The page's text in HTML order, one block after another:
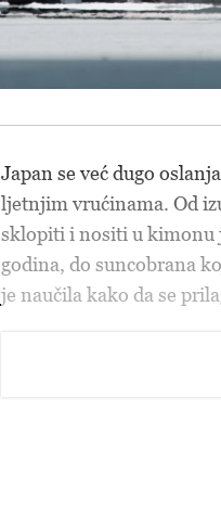
Japan se već dugo
ljetnjim vrućinama. Od
sklopiti i nositi u kimonu
godina, do suncobrana
je naučila kako da se